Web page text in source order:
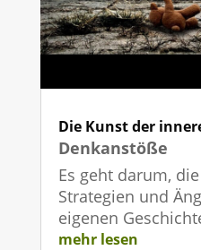
Die Kunst der
Denkanstöße
Es geht darum,
Strategien und
eigenen
mehr lesen